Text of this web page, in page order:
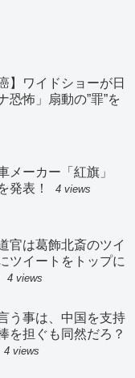
】ワイドショーが日
恐怖」扇動の”罪”を
メーカー「紅旗」
発表！
4 views
官は葛飾北斎のツイ
ツイートをトップに
4 views
う事は、中国を支持
を担ぐも同然だろ？
4 views